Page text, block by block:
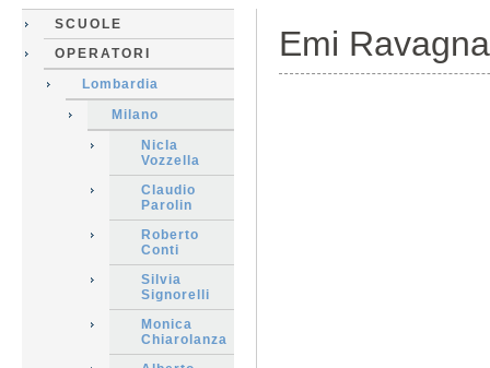
SCUOLE
OPERATORI
Lombardia
Milano
Nicla
Vozzella
Claudio
Parolin
Roberto
Conti
Silvia
Signorelli
Monica
Chiarolanza
Emi